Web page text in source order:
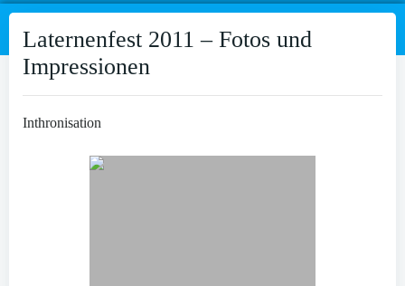
Laternenfest 2011 – Fotos und
Impressionen
Inthronisation